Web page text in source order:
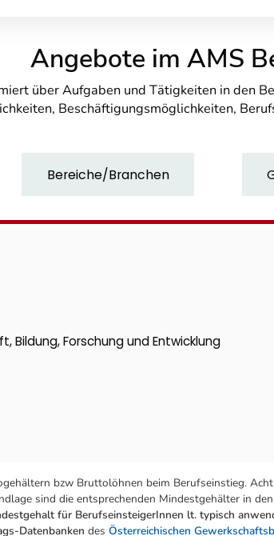
Angebote im AMS
über Aufgaben und Tätigkeiten in den
Beschäftigungsmöglichkeiten,
Bereiche/Branchen
Bildung, Forschung und Entwicklung
bzw Bruttolöhnen beim Berufseinstieg.
sind die entsprechenden Mindestgehälter in
für BerufseinsteigerInnen lt. typisch
Datenbanken des Österreichischen